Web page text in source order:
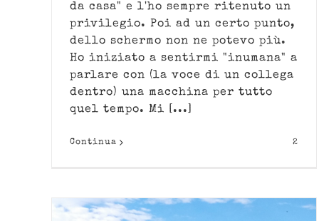
da casa" e l'ho sempre ritenuto un
privilegio. Poi ad un certo punto,
dello schermo non ne potevo più.
Ho iniziato a sentirmi "inumana" a
parlare con (la voce di un collega
dentro) una macchina per tutto
quel tempo. Mi [...]
Continua 2